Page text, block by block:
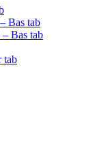
Bas tab
Bas tab
tab